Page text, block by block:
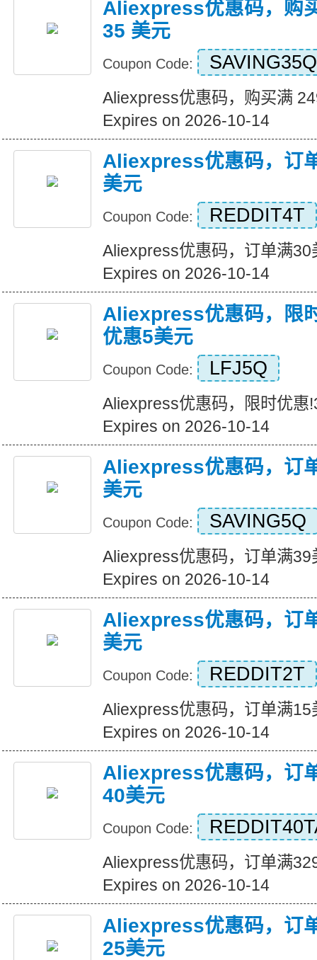
Aliexpress优惠码，购
35 美元
Coupon Code: SAVING35Q
Aliexpress优惠码，购买满
Expires on 2026-10-14
Aliexpress优惠码，订
美元
Coupon Code: REDDIT4T
Aliexpress优惠码，订单满30
Expires on 2026-10-14
Aliexpress优惠码，限
优惠5美元
Coupon Code: LFJ5Q
Aliexpress优惠码，限时优惠
Expires on 2026-10-14
Aliexpress优惠码，订
美元
Coupon Code: SAVING5Q
Aliexpress优惠码，订单满39
Expires on 2026-10-14
Aliexpress优惠码，订
美元
Coupon Code: REDDIT2T
Aliexpress优惠码，订单满15
Expires on 2026-10-14
Aliexpress优惠码，订
40美元
Coupon Code:
Aliexpress优惠码，订单满
Expires on 2026-10-14
Aliexpress优惠码，订
25美元